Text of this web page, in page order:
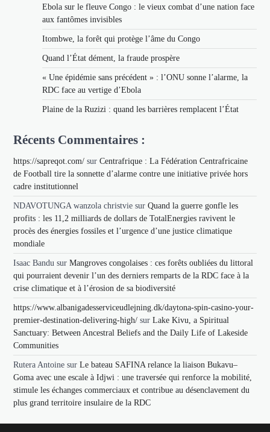
Ebola sur le fleuve Congo : le vieux combat d’une nation face
aux fantômes invisibles
Itombwe, la forêt qui protège l’âme du Congo
Quand l’État dément, la fraude prospère
« Une épidémie sans précédent » : l’ONU sonne l’alarme, la
RDC face au vertige d’Ebola
Plaine de la Ruzizi : quand les barrières remplacent l’État
Récents Commentaires :
https://sapreqot.com/ surCentrafrique : La Fédération Centrafricaine
de Football tire la sonnette d’alarme contre une initiative privée hors
cadre institutionnel
NDAVOTUNGA wanzola christvie surQuand la guerre gonfle les
profits : les 11,2 milliards de dollars de TotalEnergies ravivent le
procès des énergies fossiles et l’urgence d’une justice climatique
mondiale
Isaac Bandu surMangroves congolaises : ces forêts oubliées du littoral
qui pourraient devenir l’un des derniers remparts de la RDC face à la
crise climatique et à l’érosion de sa biodiversité
https://www.albanigadesserviceudlejning.dk/daytona-spin-casino-your-
premier-destination-delivering-high/ surLake Kivu, a Spiritual
Sanctuary: Between Ancestral Beliefs and the Daily Life of Lakeside
Communities
Rutera Antoine surLe bateau SAFINA relance la liaison Bukavu–
Goma avec une escale à Idjwi : une traversée qui renforce la mobilité,
stimule les échanges commerciaux et contribue au désenclavement du
plus grand territoire insulaire de la RDC